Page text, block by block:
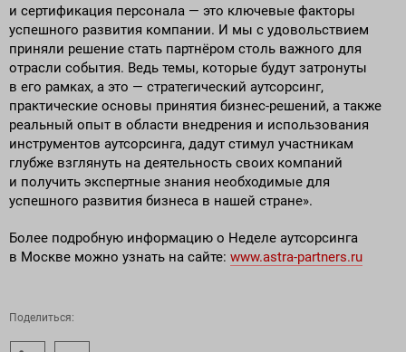
и сертификация персонала — это ключевые факторы
успешного развития компании. И мы с удовольствием
приняли решение стать партнёром столь важного для
отрасли события. Ведь темы, которые будут затронуты
в его рамках, а это — стратегический аутсорсинг,
практические основы принятия бизнес-решений, а также
реальный опыт в области внедрения и использования
инструментов аутсорсинга, дадут стимул участникам
глубже взглянуть на деятельность своих компаний
и получить экспертные знания необходимые для
успешного развития бизнеса в нашей стране».
Более подробную информацию о Неделе аутсорсинга
в Москве можно узнать на сайте: www.astra-partners.ru
Поделиться: